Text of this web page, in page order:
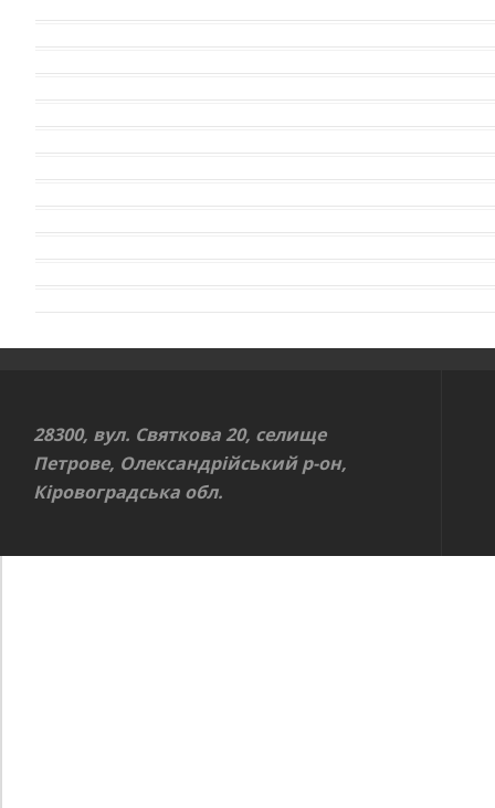
28300, вул. Святкова 20, селище
Петрове, Олександрійський р-он,
Кіровоградська обл.